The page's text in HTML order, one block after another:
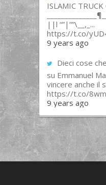
ISLAMIC
||l “”|””\__,_...
https://t.co/
9 years ago
Dieci cose
su Emmanuel
vincere anche il
https://t.co/
9 years ago